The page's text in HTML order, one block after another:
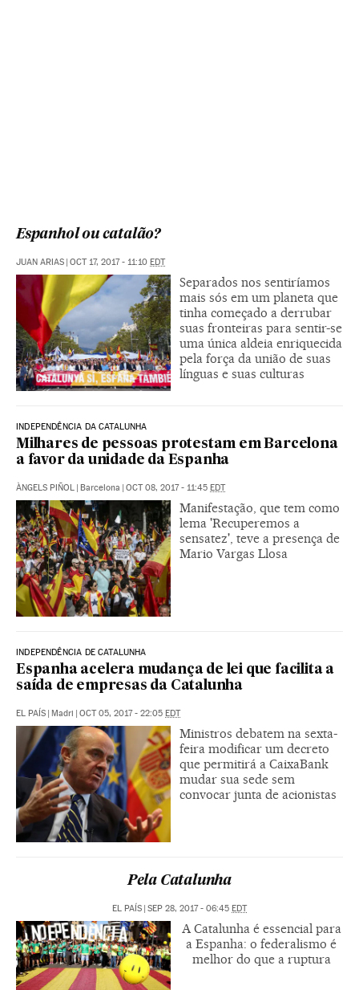
Espanhol ou catalão?
JUAN ARIAS | OCT 17, 2017 - 11:10 EDT
Separados nos sentiríamos
mais sós em um planeta que
tinha começado a derrubar
suas fronteiras para sentir-se
uma única aldeia enriquecida
pela força da união de suas
línguas e suas culturas
INDEPENDÊNCIA DA CATALUNHA
Milhares de pessoas protestam em Barcelona
a favor da unidade da Espanha
ÀNGELS PIÑOL | Barcelona | OCT 08, 2017 - 11:45 EDT
Manifestação, que tem como
lema 'Recuperemos a
sensatez', teve a presença de
Mario Vargas Llosa
INDEPENDÊNCIA DE CATALUNHA
Espanha acelera mudança de lei que facilita a
saída de empresas da Catalunha
EL PAÍS | Madri | OCT 05, 2017 - 22:05 EDT
Ministros debatem na sexta-
feira modificar um decreto
que permitirá a CaixaBank
mudar sua sede sem
convocar junta de acionistas
Pela Catalunha
EL PAÍS | SEP 28, 2017 - 06:45 EDT
A Catalunha é essencial para
a Espanha: o federalismo é
melhor do que a ruptura